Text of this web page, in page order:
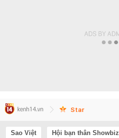
Star
Sao Việt Hội bạn thân Showbiz